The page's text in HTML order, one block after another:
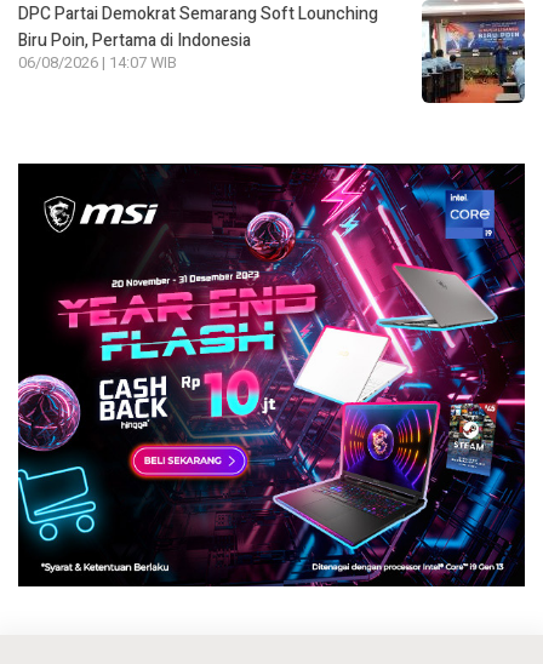
DPC Partai Demokrat Semarang Soft Lounching
Biru Poin, Pertama di Indonesia
06/08/2026 | 14:07 WIB